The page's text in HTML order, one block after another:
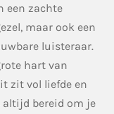
een zachte
maar ook een
luisteraar.
hart van
zit vol liefde en
bereid om je